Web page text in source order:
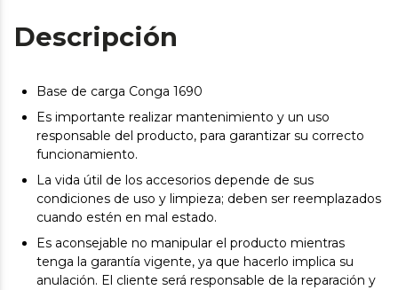
Descripción
Base de carga Conga 1690
Es importante realizar mantenimiento y un uso
responsable del producto, para garantizar su correcto
funcionamiento.
La vida útil de los accesorios depende de sus
condiciones de uso y limpieza; deben ser reemplazados
cuando estén en mal estado.
Es aconsejable no manipular el producto mientras
tenga la garantía vigente, ya que hacerlo implica su
anulación. El cliente será responsable de la reparación y